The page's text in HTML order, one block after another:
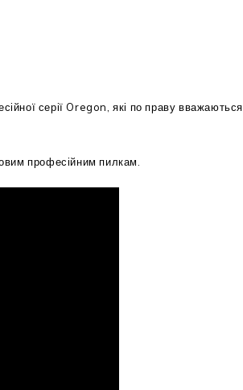
серії Oregon, які по праву вважаються
професійним пилкам.